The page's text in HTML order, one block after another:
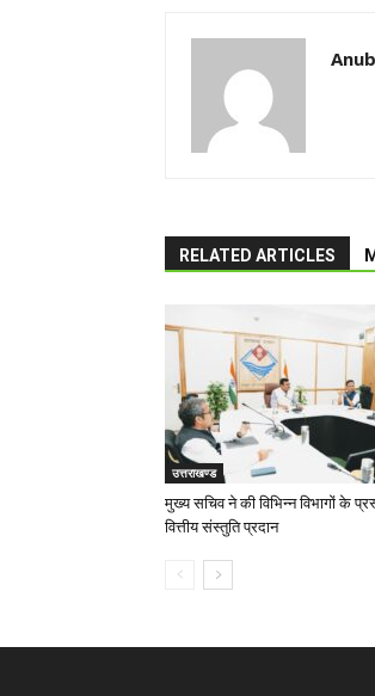
RELATED ARTICLES
उत्तराखण्ड
मुख्य सचिव ने की विभिन्न विभागों के
वित्तीय संस्तुति प्रदान